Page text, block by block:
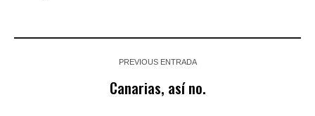
PREVIOUS ENTRADA
Canarias, así no.